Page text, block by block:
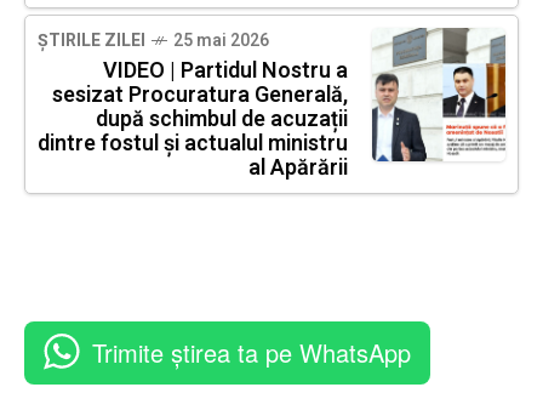
ȘTIRILE ZILEI 25 mai 2026
VIDEO | Partidul Nostru a
sesizat Procuratura Generală,
după schimbul de acuzații
dintre fostul și actualul ministru
al Apărării
Trimite știrea ta pe WhatsApp